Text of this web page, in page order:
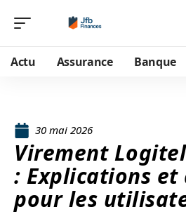
Actu Assurance Banque
30 mai 2026
Virement
: Explications et
pour les